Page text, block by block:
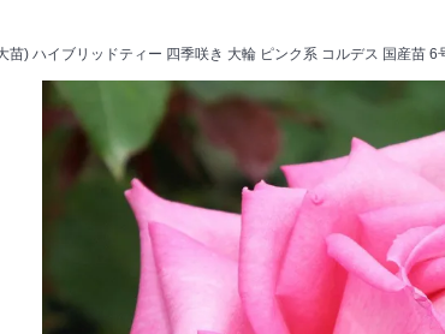
苗) ハイブリッドティー 四季咲き 大輪 ピンク系 コルデス 国産苗 6